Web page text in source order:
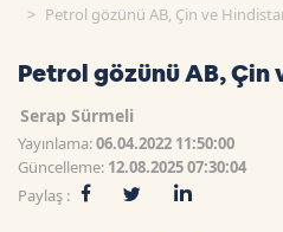
Petrol gözünü AB, Çin ve
Petrol gözünü AB, Çin
Serap Sürmeli
Yayınlama:06.04.2022 11:50:00
Güncelleme: 12.08.2025 07:30:04
Paylaş :